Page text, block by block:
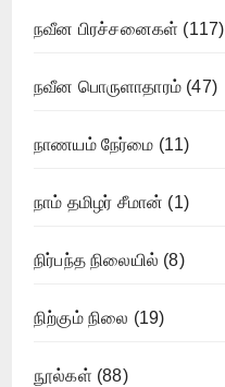
நவீன பிரச்சனைகள் (117)
நவீன பொருளாதாரம் (47)
நாணயம் நேர்மை (11)
நாம் தமிழர் சீமான் (1)
நிர்பந்த நிலையில் (8)
நிற்கும் நிலை (19)
நூல்கள் (88)